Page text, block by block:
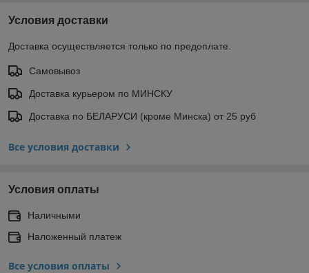
Условия доставки
Доставка осуществляется только по предоплате.
Самовывоз
Доставка курьером по МИНСКУ
Доставка по БЕЛАРУСИ (кроме Минска) от 25 руб
Все условия доставки
Условия оплаты
Наличными
Наложенный платеж
Все условия оплаты